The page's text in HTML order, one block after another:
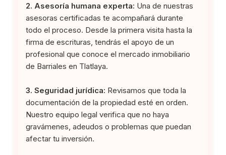
2. Asesoría humana experta: Una de nuestras
asesoras certificadas te acompañará durante
todo el proceso. Desde la primera visita hasta la
firma de escrituras, tendrás el apoyo de un
profesional que conoce el mercado inmobiliario
de Barriales en Tlatlaya.
3. Seguridad jurídica: Revisamos que toda la
documentación de la propiedad esté en orden.
Nuestro equipo legal verifica que no haya
gravámenes, adeudos o problemas que puedan
afectar tu inversión.